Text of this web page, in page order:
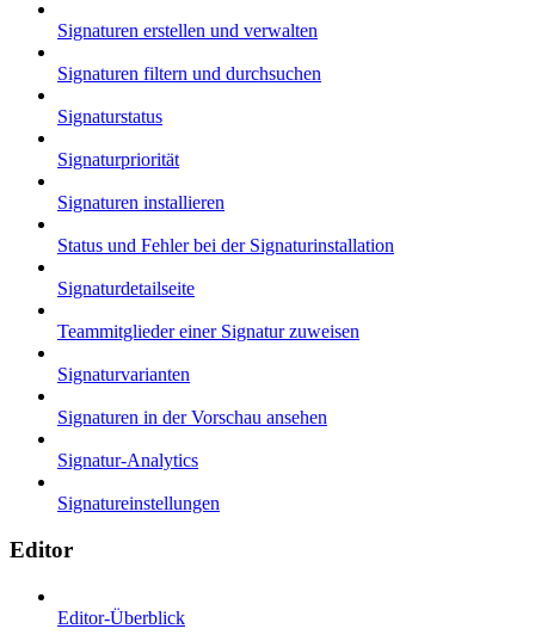
Signaturen erstellen und verwalten
Signaturen filtern und durchsuchen
Signaturstatus
Signaturpriorität
Signaturen installieren
Status und Fehler bei der Signaturinstallation
Signaturdetailseite
Teammitglieder einer Signatur zuweisen
Signaturvarianten
Signaturen in der Vorschau ansehen
Signatur-Analytics
Signatureinstellungen
Editor
Editor-Überblick